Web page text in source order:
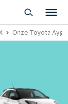
Onze Toyota